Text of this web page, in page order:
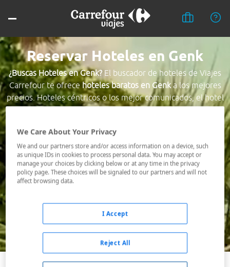
Reservar Hoteles en Genk
¿Buscas Hoteles en Genk? El buscador de hoteles de Viajes
Carrefour te ofrece hoteles baratos en Genka los mejores
precios. Hoteles céntricos o los mejor comunicados, el hotel
que busques nosotros te lo encontramos al mejor precio.
Destino *
Fechas *
06/08/2026 - 07/08/2026
Buscar
We Care About Your Privacy
We and our partners store and/or access information on a device, such
as unique IDs in cookies to process personal data. You may accept or
manage your choices by clicking below or at any time in the privacy
policy page. These choices will be signaled to our partners and will not
affect browsing data.
Reject All
I Accept